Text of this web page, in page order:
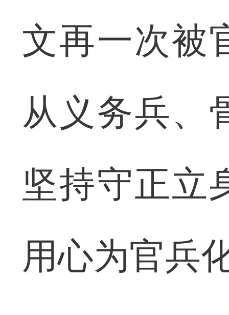
文再一次被
从义务兵、
坚持守正立
用心为官兵